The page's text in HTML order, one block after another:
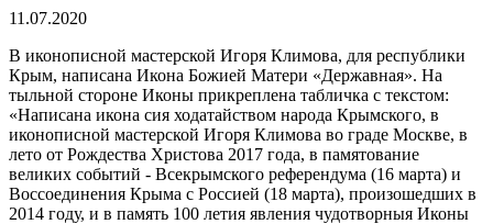
11.07.2020
В иконописной мастерской Игоря Климова, для республики
Крым, написана Икона Божией Матери «Державная». На
тыльной стороне Иконы прикреплена табличка с текстом:
«Написана икона сия ходатайством народа Крымского, в
иконописной мастерской Игоря Климова во граде Москве, в
лето от Рождества Христова 2017 года, в памятование
великих событий - Всекрымского референдума (16 марта) и
Воссоединения Крыма с Россией (18 марта), произошедших в
2014 году, и в память 100 летия явления чудотворныя Иконы